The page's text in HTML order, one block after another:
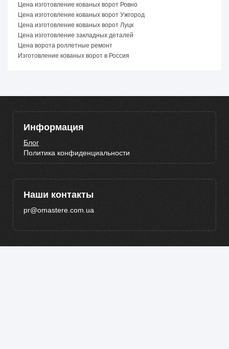
Цена изготовление кованых ворот Ровно
Цена изготовление кованых ворот Ужгород
Цена изготовление кованых ворот Луцк
Цена изготовление закладных деталей
Цена ворота роллетные ремонт
Изготовление кованых ворот в Россия
Информация
Блог
Политика конфиденциальности
Наши контакты
pr@omastere.com.ua